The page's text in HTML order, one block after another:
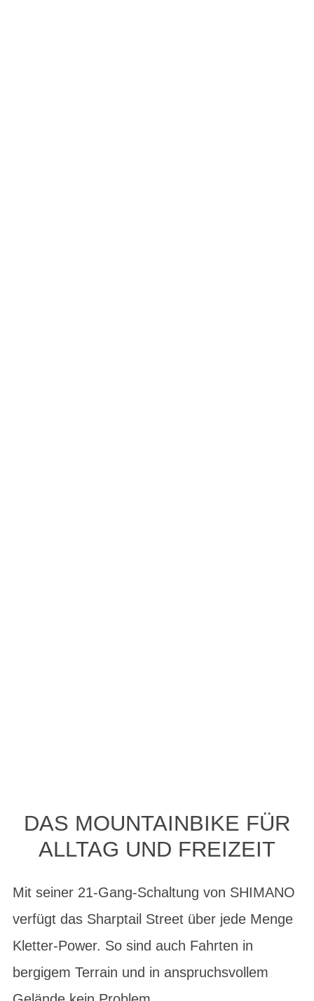
DAS MOUNTAINBIKE FÜR
ALLTAG UND FREIZEIT
Mit seiner 21-Gang-Schaltung von SHIMANO
verfügt das Sharptail Street über jede Menge
Kletter-Power. So sind auch Fahrten in
bergigem Terrain und in anspruchsvollem